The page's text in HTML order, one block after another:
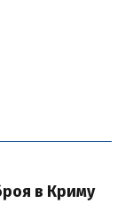
в Криму